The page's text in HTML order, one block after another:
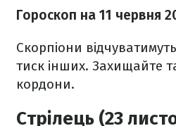
Гороскоп на 11 червня
Скорпіони
тиск інших. Захищайте
кордони.
Стрілець (23